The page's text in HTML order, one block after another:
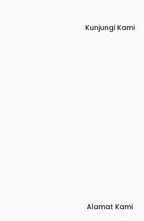
Kunjungi Kami
Alamat Kami